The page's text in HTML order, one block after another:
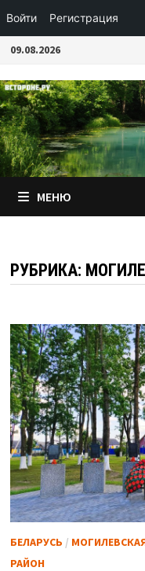
Войти Регистрация
Перейти
содержимому
09.08.2026
МЕНЮ
РУБРИКА:
БЕЛАРУСЬ /
РАЙОН